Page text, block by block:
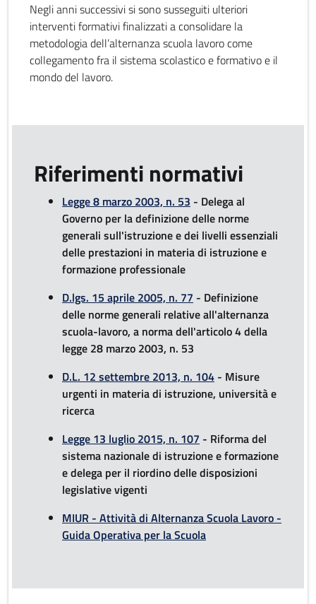
Negli anni successivi si sono susseguiti ulteriori
interventi formativi finalizzati a consolidare la
metodologia dell’alternanza scuola lavoro come
collegamento fra il sistema scolastico e formativo e il
mondo del lavoro.
Riferimenti normativi
Legge 8 marzo 2003, n. 53 - Delega al
Governo per la definizione delle norme
generali sull'istruzione e dei livelli essenziali
delle prestazioni in materia di istruzione e
formazione professionale
D.lgs. 15 aprile 2005, n. 77 - Definizione
delle norme generali relative all'alternanza
scuola-lavoro, a norma dell'articolo 4 della
legge 28 marzo 2003, n. 53
D.L. 12 settembre 2013, n. 104 - Misure
urgenti in materia di istruzione, università e
ricerca
Legge 13 luglio 2015, n. 107 - Riforma del
sistema nazionale di istruzione e formazione
e delega per il riordino delle disposizioni
legislative vigenti
MIUR - Attività di Alternanza Scuola Lavoro -
Guida Operativa per la Scuola